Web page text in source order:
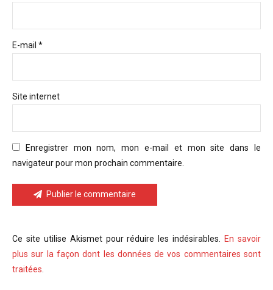
E-mail *
Site internet
Enregistrer mon nom, mon e-mail et mon site dans le
navigateur pour mon prochain commentaire.
Publier le commentaire
Ce site utilise Akismet pour réduire les indésirables.
En savoir
plus sur la façon dont les données de vos commentaires sont
traitées